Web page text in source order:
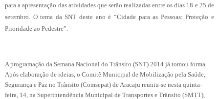
para a apresentação das atividades que serão realizadas entre os dias 18 e 25 de
setembro. O tema da SNT deste ano é “Cidade para as Pessoas: Proteção e
Prioridade ao Pedestre”.
A programação da Semana Nacional do Trânsito (SNT) 2014 já tomou forma.
Após elaboração de ideias, o Comitê Municipal de Mobilização pela Saúde,
Segurança e Paz no Trânsito (Comsepat) de Aracaju reuniu-se nesta quinta-
feira, 14, na Superintendência Municipal de Transportes e Trânsito (SMTT),